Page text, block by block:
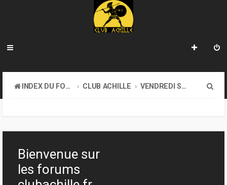
INDEX DU FORUM CLUB ACHILLE VENDREDI SOIR D'ACHILLE
h
Bienvenue sur
les forums